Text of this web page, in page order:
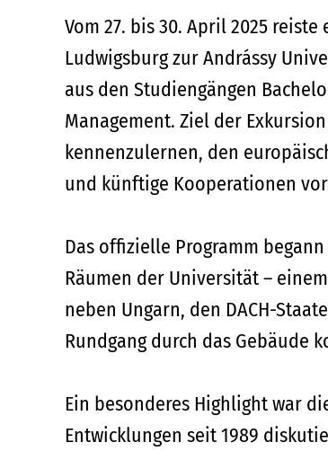
Vom 27. bis 30. April 2025
Ludwigsburg zur Andrássy
aus den Studiengängen
Management. Ziel der
kennenzulernen, den
und künftige Kooperationen
Das offizielle Programm
Räumen der Universität –
neben Ungarn, den DACH-
Rundgang durch das Gebäude
Ein besonderes Highlight war
Entwicklungen seit 1989